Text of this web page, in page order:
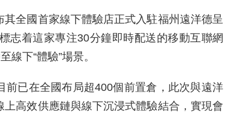
其全國首家線下體驗店正式入駐福州遠洋德呈
志着這家專注30分鐘即時配送的移動互聯網
線下“體驗”場景。
前已在全國布局超400個前置倉，此次與遠洋
高效供應鏈與線下沉浸式體驗結合，實現會